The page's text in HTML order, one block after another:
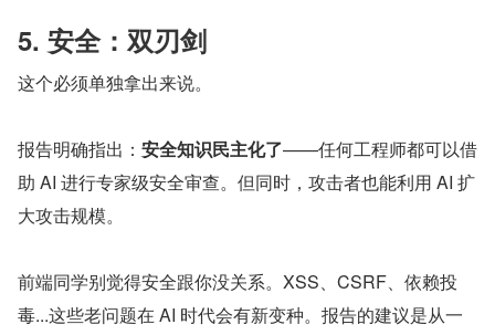
5. 安全：双刃剑
这个必须单独拿出来说。
报告明确指出： 安全知识民主化了——任何工程师都可以借
助 AI 进行专家级安全审查。但同时，攻击者也能利用 AI 扩
大攻击规模。
前端同学别觉得安全跟你没关系。XSS、CSRF、依赖投
毒...这些老问题在 AI 时代会有新变种。报告的建议是从一